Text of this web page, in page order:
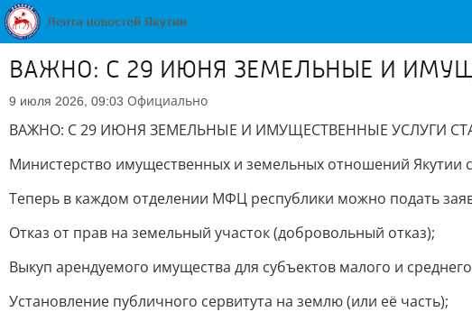
ВАЖНО: С 29 ИЮНЯ ЗЕМЕЛЬНЫЕ И
9 июля 2026, 09:03 Официально
ВАЖНО: С 29 ИЮНЯ ЗЕМЕЛЬНЫЕ И ИМУЩЕСТВЕННЫЕ УСЛУГИ
Министерство имущественных и земельных отношений
Теперь в каждом отделении МФЦ республики можно подать
Отказ от прав на земельный участок (добровольный отказ);
Выкуп арендуемого имущества для субъектов малого и
Установление публичного сервитута на землю (или её часть);